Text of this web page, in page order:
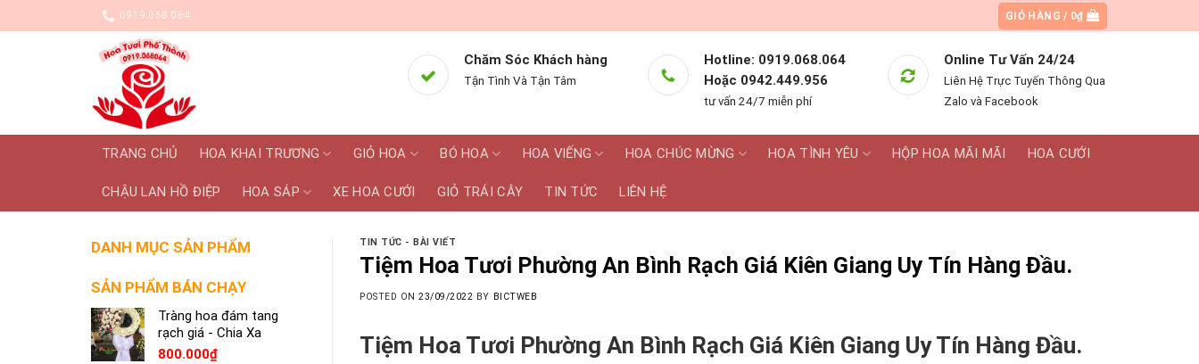
to
0919.068.064 GIỎ HÀNG / 0₫
Chăm Sóc Khách hàng
Tận Tình Và Tận Tâm
Hotline: 0919.068.064
Hoặc 0942.449.956
tư vấn 24/7 miễn phí
Online Tư Vấn 24/24
Liên Hệ Trực Tuyến Thông Qua
Zalo và Facebook
TRANG CHỦ HOA KHAI TRƯƠNG GIỎ HOA BÓ HOA HOA VIẾNG HOA CHÚC MỪNG HOA TÌNH YÊU HỘP HOA MÃI MÃI HOA CƯỚI
CHẬU LAN HỒ ĐIỆP HOA SÁP XE HOA CƯỚI GIỎ TRÁI CÂY TIN TỨC LIÊN HỆ
DANH MỤC SẢN PHẨM
SẢN PHẨM BÁN CHẠY
Tràng hoa đám tang
rạch giá - Chia Xa
800.000₫
TIN TỨC - BÀI VIẾT
Tiệm Hoa Tươi Phường An Bình Rạch Giá Kiên Giang Uy Tín Hàng Đầu.
POSTED ON23/09/2022 BY BICTWEB
Tiệm Hoa Tươi Phường An Bình Rạch Giá Kiên Giang Uy Tín Hàng Đầu.